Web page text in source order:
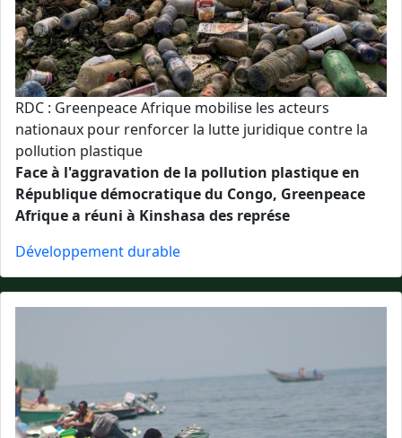
RDC : Greenpeace Afrique mobilise les acteurs
nationaux pour renforcer la lutte juridique contre la
pollution plastique
Face à l'aggravation de la pollution plastique en
République démocratique du Congo, Greenpeace
Afrique a réuni à Kinshasa des représe
Développement durable